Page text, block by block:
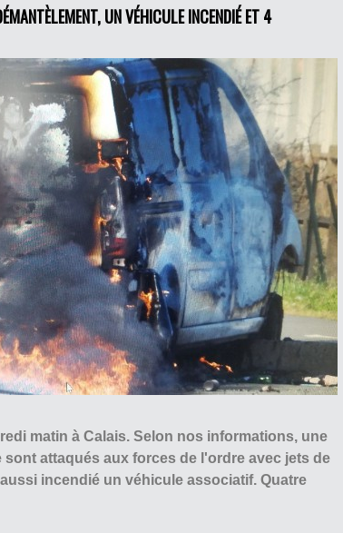
UN VÉHICULE INCENDIÉ ET 4
matin à Calais. Selon nos informations, une
attaqués aux forces de l'ordre avec jets de
incendié un véhicule associatif. Quatre